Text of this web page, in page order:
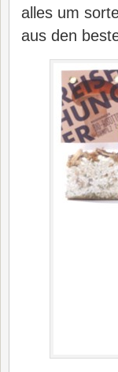
alles um
aus den